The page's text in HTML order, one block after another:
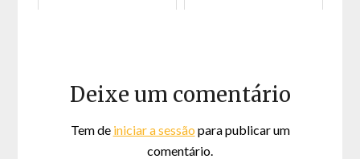
Deixe um comentário
Tem de iniciar a sessão para publicar um
comentário.